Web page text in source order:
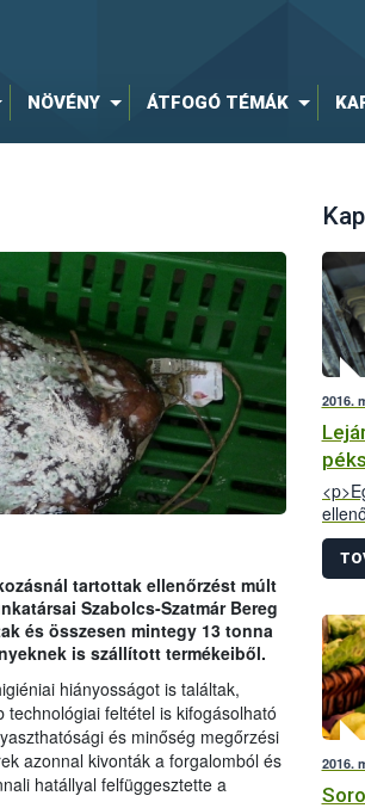
NÖVÉNY ÁTFOGÓ TÉMÁK
tartottak ellenőrzést múlt
Szabolcs-Szatmár Bereg
és összesen mintegy 13 tonna
is szállított termékeiből.
hiányosságot is találtak,
feltétel is kifogásolható
és minőség megőrzési
azonnal kivonták a forgalomból és
hatállyal felfüggesztette a
2016.
2016.